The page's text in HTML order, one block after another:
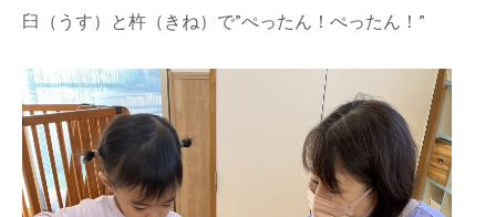
臼（うす）と杵（きね）で”ぺったん！ぺったん！”